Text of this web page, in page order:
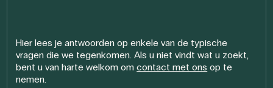
Hier lees je antwoorden op enkele van de typische
vragen die we tegenkomen. Als u niet vindt wat u zoekt,
bent u van harte welkom omcontact met ons op te
nemen.